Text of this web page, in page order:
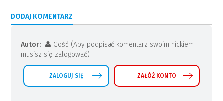
DODAJ KOMENTARZ
Autor:
Gość (Aby podpisać komentarz swoim nickiem
musisz się zalogować)
ZALOGUJ SIĘ ZAŁÓŻ KONTO